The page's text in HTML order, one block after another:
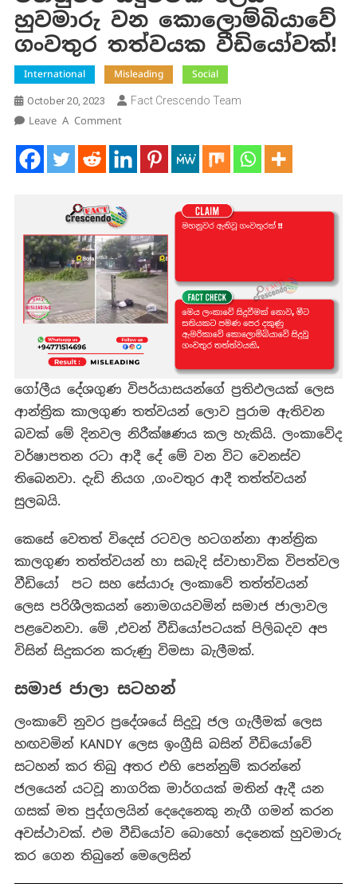
හුවමාරු වන කොලොම්බියාවේ
ගංවතුර තත්වයක වීඩියෝවක්!
International Misleading Social
October 20, 2023 Fact Crescendo Team
Leave A CommentOn
සිදුවීමක්
ලෙස
වන
කොලොම්බියාවේ
ගංවතුර
තත්වයක
වීඩියෝවක්!
ගෝලීය දේශගුණ විපර්යාසයන්ගේ ප්‍රතිඵලයක් ලෙස
ආන්ත්‍රික කාලගුණ තත්වයන් ලොව පුරාම ඇතිවන
බවක් මේ දිනවල නිරීක්ෂණය කල හැකියි. ලංකාවේද
වර්ෂාපතන රටා ආදී දේ මේ වන විට වෙනස්ව
තිබෙනවා. දැඩි නියග ,ගංවතුර ආදී තත්ත්වයන්
සුලබයි.
කෙසේ වෙතත් විදෙස් රටවල හටගන්නා ආන්ත්‍රික
කාලගුණ තත්ත්වයන් හා සබැදි ස්වාභාවික විපත්වල
වීඩියෝ පට සහ සේයාරූ ලංකාවේ තත්ත්වයන්
ලෙස පරිශීලකයන් නොමගයවමින් සමාජ ජාලාවල
පළවෙනවා. මේ ,එවන් වීඩියෝපටයක් පිලිබදව අප
විසින් සිදුකරන කරුණු විමසා බැලීමක්.
සමාජ ජාලා සටහන්
ලංකාවේ නුවර ප්‍රදේශයේ සිදුවූ ජල ගැලීමක් ලෙස
හඟවමින් KANDY ලෙස ඉංග්‍රීසි බසින් වීඩියෝවේ
සටහන් කර තිබු අතර එහි පෙන්නුම් කරන්නේ
ජලයෙන් යටවූ නාගරික මාර්ගයක් මතින් ඇදී යන
ගසක් මත පුද්ගලයින් දෙදෙනෙකු නැගී ගමන් කරන
අවස්ථාවක්. එම වීඩියෝව බොහෝ දෙනෙක් හුවමාරු
කර ගෙන තිබුනේ මෙලෙසින්